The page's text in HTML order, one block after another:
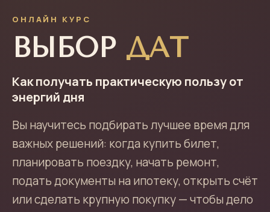
ОНЛАЙН КУРС
ВЫБОР ДАТ
Как получать практическую пользу от
энергий дня
Вы научитесь подбирать лучшее время для
важных решений: когда купить билет,
планировать поездку, начать ремонт,
подать документы на ипотеку, открыть счёт
или сделать крупную покупку — чтобы дело